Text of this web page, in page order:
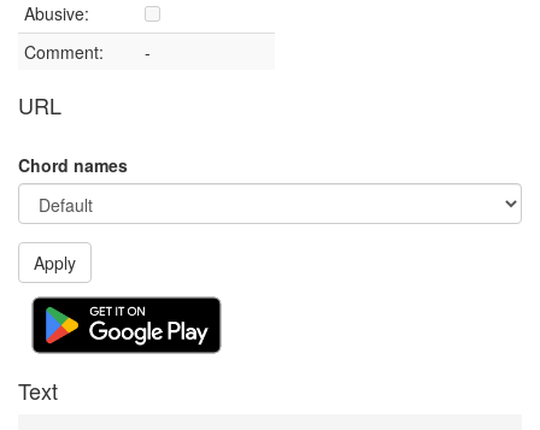
Abusive:
Comment:
-
URL
Chord names
Apply
Text